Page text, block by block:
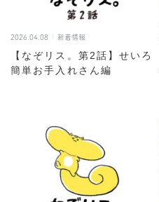
2026.04.08 新着情報
【なぞリス。第2話】せいろ
簡単お手入れさん編